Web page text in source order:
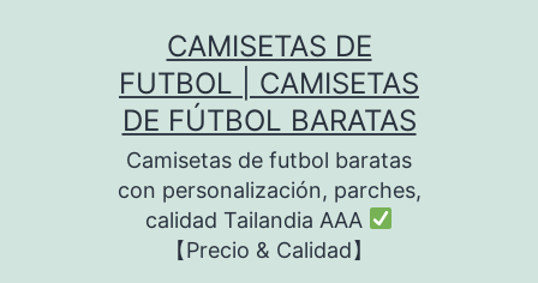
CAMISETAS DE
FUTBOL | CAMISETAS
DE FÚTBOL BARATAS
Camisetas de futbol baratas
con personalización, parches,
calidad Tailandia AAA
【Precio & Calidad】